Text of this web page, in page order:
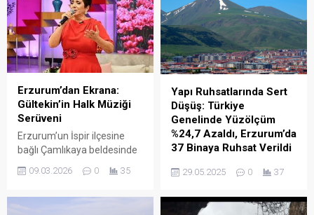
Erzurum’dan Ekrana:
Gültekin’in Halk Müziği
Serüveni
Erzurum’un İspir ilçesine
bağlı Çamlıkaya beldesinde
küçük yaşlarda adım atan
güçlü seslerinden biri olarak
09.03.2026 0 35
Yapı Ruhsatlarında Sert
Düşüş: Türkiye
Genelinde Yüzölçüm
%24,7 Azaldı, Erzurum’da
37 Binaya Ruhsat Verildi
Türkiye İstatistik
Kurumu’nun (TÜİK) 2025 yılı
İstatistikleri” verilerine göre,
29.05.2025 0 37